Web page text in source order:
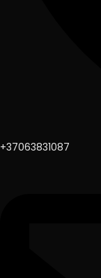
+37063831087